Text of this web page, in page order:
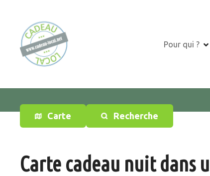
o
t
Pour qui ?
Carte Recherche
Carte cadeau nuit dans